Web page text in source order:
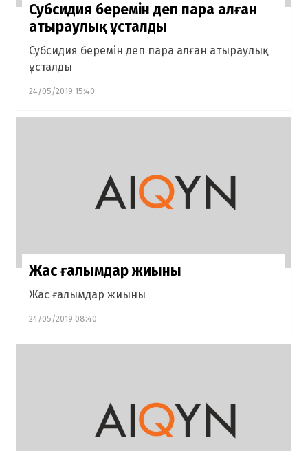
Субсидия беремін деп пара алған
атыраулық ұсталды
Субсидия беремін деп пара алған атыраулық
ұсталды
24/05/2019 15:40
Жас ғалымдар жиыны
Жас ғалымдар жиыны
24/05/2019 08:40